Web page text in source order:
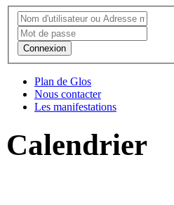
Connexion
Plan de Glos
Nous contacter
Les manifestations
Calendrier